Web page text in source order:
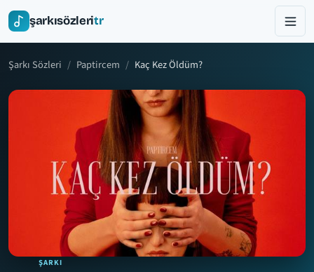
şarkısözleritr
Şarkı Sözleri Paptircem Kaç Kez Öldüm?
ŞARKI